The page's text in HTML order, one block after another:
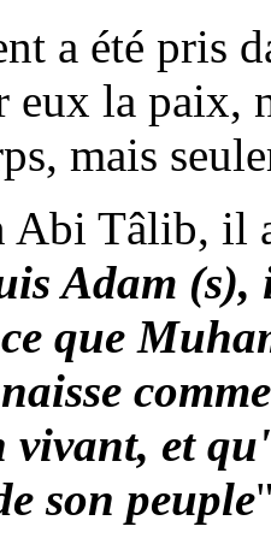
a été pris
eux la paix,
mais
Abi Tâlib, il
Adam
que
vivant, et
son peuple